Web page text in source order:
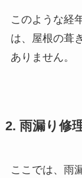
このような経
は、屋根の葺
ありません。
2. 雨漏り修
ここでは、雨